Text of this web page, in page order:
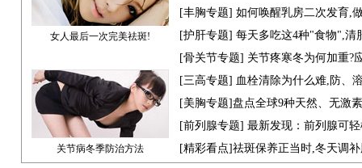
女人最后一次完美祛斑!
[丰胸专题] 如何唤醒乳房二次发育,
[护肝专题] 每天多吃这4种"食物",清
[骨关节专题] 关节疼寒冬为何加重?
关节病冬季防治方法
[三高专题] 血栓清除为什么难,防、
[美胸专题]盘点全球9种天然、无激
[前列腺专题] 最新发现：前列腺可
[精彩看点]祛斑保养正当时,冬天调